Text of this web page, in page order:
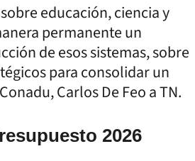
educación, ciencia y
permanente un
de esos sistemas, sobre
para consolidar un
Carlos De Feo a TN.
2026